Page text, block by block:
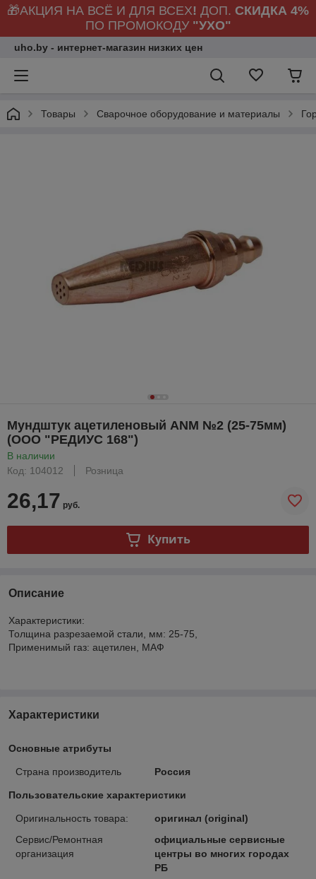
🎁АКЦИЯ НА ВСЁ И ДЛЯ ВСЕХ! ДОП. СКИДКА 4%
ПО ПРОМОКОДУ "УХО"
uho.by - интернет-магазин низких цен
Товары Сварочное оборудование и материалы
Мундштук ацетиленовый ANM №2 (25-75мм)
(ООО "РЕДИУС 168")
В наличии
Код: 104012
Розница
26,17 руб.
Купить
Описание
Характеристики:
Толщина разрезаемой стали, мм: 25-75,
Применимый газ: ацетилен, МАФ
Характеристики
Основные атрибуты
Страна производитель Россия
Пользовательские характеристики
Оригинальность товара:
оригинал (original)
Сервис/Ремонтная
организация
официальные сервисные
центры во многих городах
РБ